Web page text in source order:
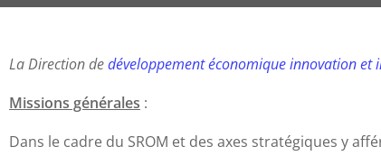
La Direction dedéveloppement économique innovation et
Missions générales :
Dans le cadre du SROM et des axes stratégiques y